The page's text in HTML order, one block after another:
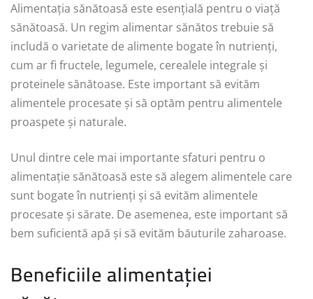
Alimentația sănătoasă este esențială pentru o viață
sănătoasă. Un regim alimentar sănătos trebuie să
includă o varietate de alimente bogate în nutrienți,
cum ar fi fructele, legumele, cerealele integrale și
proteinele sănătoase. Este important să evităm
alimentele procesate și să optăm pentru alimentele
proaspete și naturale.
Unul dintre cele mai importante sfaturi pentru o
alimentație sănătoasă este să alegem alimentele care
sunt bogate în nutrienți și să evităm alimentele
procesate și sărate. De asemenea, este important să
bem suficientă apă și să evităm băuturile zaharoase.
Beneficiile alimentației